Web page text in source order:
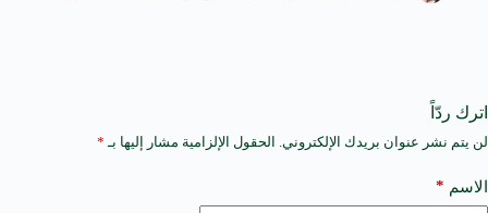
اترك ردّاً
لن يتم نشر عنوان بريدك الإلكتروني. الحقول الإلزامية مشار إليها بـ *
الاسم *
A
t
e